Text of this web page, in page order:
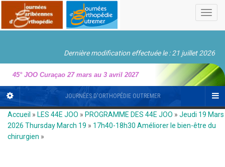
Dernière modification effectuée le : 21 juillet 2026
45° JOO Curaçao 27 mars au 3 avril 2027
JOURNÉES D'ORTHOPÉDIE OUTREMER
Accueil » LES 44E JOO » PROGRAMME DES 44E JOO » Jeudi 19 Mars
2026 Thursday March 19 » 17h40-18h30 Améliorer le bien-être du
chirurgien »